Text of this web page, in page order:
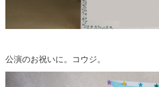
公演のお祝いに。コウジ。